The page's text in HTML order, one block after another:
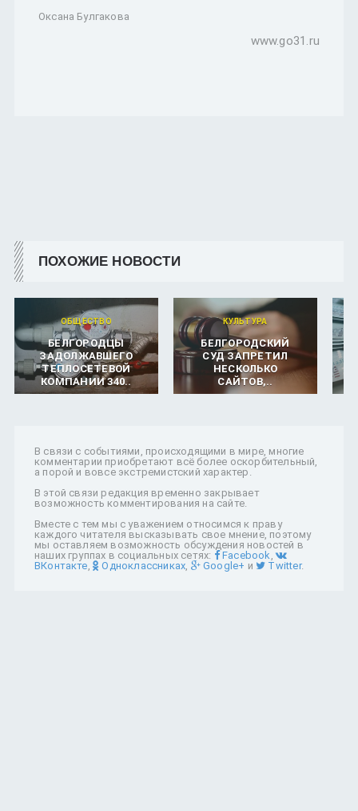
Оксана Булгакова
www.go31.ru
ПОХОЖИЕ НОВОСТИ
ОБЩЕСТВО
БЕЛГОРОДЦЫ
ЗАДОЛЖАВШЕГО
ТЕПЛОСЕТЕВОЙ
КОМПАНИИ 340..
КУЛЬТУРА
БЕЛГОРОДСКИЙ
СУД ЗАПРЕТИЛ
НЕСКОЛЬКО
САЙТОВ,..
В связи с событиями, происходящими в мире, многие
комментарии приобретают всё более оскорбительный,
а порой и вовсе экстремистский характер.
В этой связи редакция временно закрывает
возможность комментирования на сайте.
Вместе с тем мы с уважением относимся к праву
каждого читателя высказывать свое мнение, поэтому
мы оставляем возможность обсуждения новостей в
наших группах в социальных сетях:
Facebook ,
ВКонтакте , Одноклассниках Google+ и Twitter.